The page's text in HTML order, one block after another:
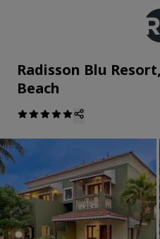
Radisson Blu
Beach